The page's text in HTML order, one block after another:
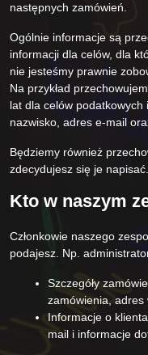
następnych zamówień.
Ogólnie informacje są
informacji dla celów, dla
nie jesteśmy prawnie
Na przykład
lat dla celów
nazwisko, adres e-mail
Będziemy również
zdecydujesz się je napisać.
Kto w naszym
Członkowie naszego
podajesz. Np.
Szczegóły
zamówienia, adres
Informacje o
mail i informacje